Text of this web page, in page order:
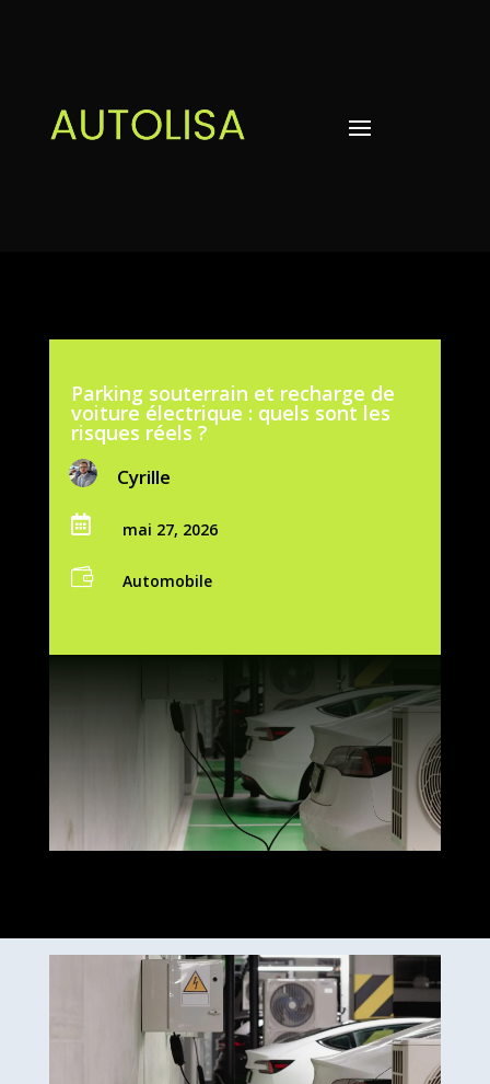
Parking souterrain et recharge de
voiture électrique : quels sont les
risques réels ?
Cyrille
 mai 27, 2026
 Automobile